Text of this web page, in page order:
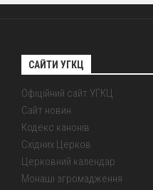
САЙТИ УГКЦ
Офіційний сайт УГКЦ
Сайт новин
Кодекс канонів
Східних Церков
Церковний календар
Монаші згромадження